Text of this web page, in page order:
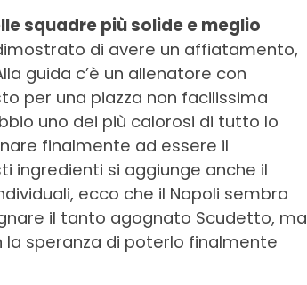
squadre più solide e meglio
di avere un affiatamento,
guida c’è un allenatore con
per una piazza non facilissima
uno dei più calorosi di tutto lo
finalmente ad essere il
ingredienti si aggiunge anche il
ecco che il Napoli sembra
il tanto agognato Scudetto, ma
speranza di poterlo finalmente